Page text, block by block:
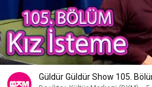
Güldür Güldür Show 105.